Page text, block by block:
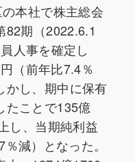
本社で株主総会
82期（2022.6.1
人事を確定し
（前年比7.4％
かし、期中に保有
たことで135億
し、当期純利益
減）となった。